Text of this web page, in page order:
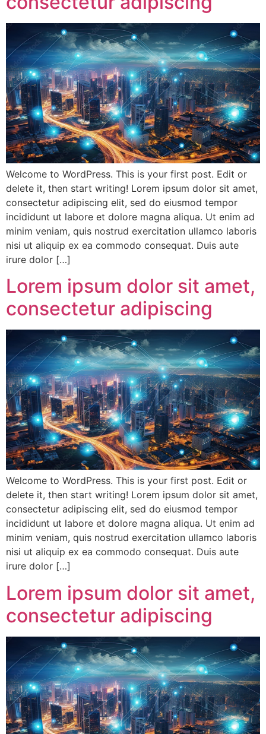
Welcome to WordPress. This is your first post. Edit or
delete it, then start writing! Lorem ipsum dolor sit amet,
consectetur adipiscing elit, sed do eiusmod tempor
incididunt ut labore et dolore magna aliqua. Ut enim ad
minim veniam, quis nostrud exercitation ullamco laboris
nisi ut aliquip ex ea commodo consequat. Duis aute
irure dolor […]
Lorem ipsum dolor sit amet,
consectetur adipiscing
Welcome to WordPress. This is your first post. Edit or
delete it, then start writing! Lorem ipsum dolor sit amet,
consectetur adipiscing elit, sed do eiusmod tempor
incididunt ut labore et dolore magna aliqua. Ut enim ad
minim veniam, quis nostrud exercitation ullamco laboris
nisi ut aliquip ex ea commodo consequat. Duis aute
irure dolor […]
Lorem ipsum dolor sit amet,
consectetur adipiscing